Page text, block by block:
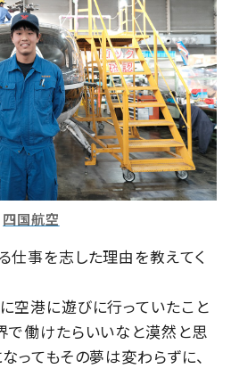
四国航空
仕事を志した理由を教えてく
空港に遊びに行っていたこと
で働けたらいいなと漠然と思
ってもその夢は変わらずに、